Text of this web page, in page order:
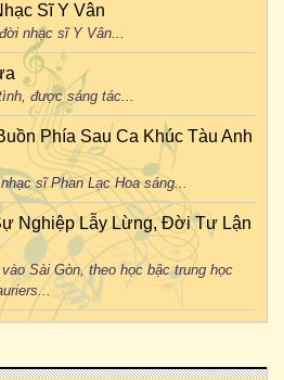
Sĩ Y Vân
nhạc sĩ Y Vân...
được sáng tác...
Phía Sau Ca Khúc Tàu Anh
sĩ Phan Lạc Hoa sáng...
Nghiệp Lẫy Lừng, Đời Tư Lận
Sài Gòn, theo học bậc trung học